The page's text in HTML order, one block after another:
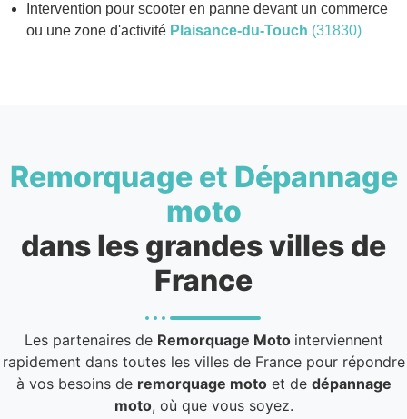
Intervention pour scooter en panne devant un commerce
ou une zone d'activité Plaisance-du-Touch (31830)
Remorquage et Dépannage
moto
dans les grandes villes de
France
Les partenaires de Remorquage Moto interviennent
rapidement dans toutes les villes de France pour répondre
à vos besoins de remorquage motoet de dépannage
moto, où que vous soyez.